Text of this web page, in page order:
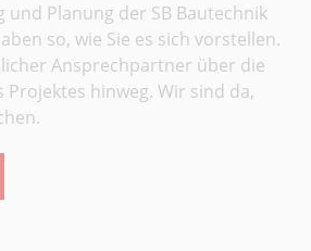
und Planung der SB Bautechnik
so, wie Sie es sich vorstellen.
Ansprechpartner über die
Projektes hinweg. Wir sind da,